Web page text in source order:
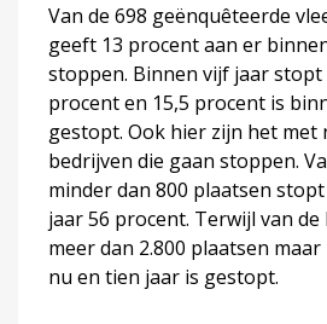
Van de 698 geënquêteerde
geeft 13 procent aan er
stoppen. Binnen vijf jaar stopt
procent en 15,5 procent is
gestopt. Ook hier zijn het met
bedrijven die gaan stoppen.
minder dan 800 plaatsen
jaar 56 procent. Terwijl van
meer dan 2.800 plaatsen
nu en tien jaar is gestopt.